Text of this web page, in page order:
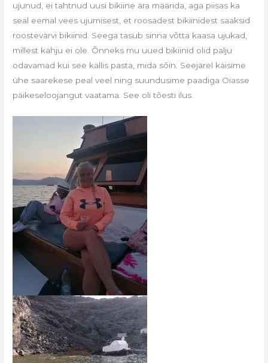
ujunud, ei tahtnud uusi bikiine ära määrida, aga piisas ka
seal eemal vees ujumisest, et roosadest bikiinidest saaksid
roostevärvi bikiinid. Seega tasub sinna võtta kaasa ujukad,
millest kahju ei ole. Õnneks mu uued bikiinid olid palju
odavamad kui see kallis pasta, mida sõin. Seejärel käisime
ühe saarekese peal veel ning suundusime paadiga Oiasse
päikeseloojangut vaatama. See oli tõesti ilus.